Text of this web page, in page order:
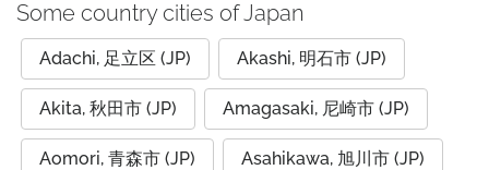
Some country cities of Japan
Adachi, 足立区 (JP) Akashi, 明石市 (JP)
Akita, 秋田市 (JP) Amagasaki, 尼崎市 (JP)
Aomori, 青森市 (JP) Asahikawa, 旭川市 (JP)